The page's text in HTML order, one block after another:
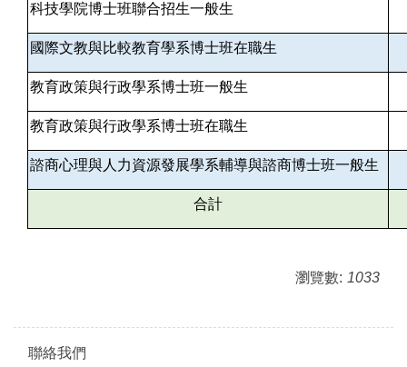
科技學院博士班聯合招生一般生
國際文教與比較教育學系博士班在職生
教育政策與行政學系博士班一般生
教育政策與行政學系博士班在職生
諮商心理與人力資源發展學系輔導與諮商博士班一般生
合計
瀏覽數: 1033
聯絡我們